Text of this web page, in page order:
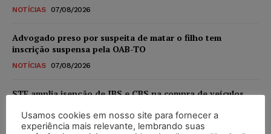
NOTÍCIAS 07/08/2026
Advogado preso por suspeita de matar o filho tem
inscrição suspensa pela OAB-TO
NOTÍCIAS 07/08/2026
STF amplia isenção de IBS e CBS na compra de veículos
níveis
Usamos cookies em nosso site para fornecer a
experiência mais relevante, lembrando suas